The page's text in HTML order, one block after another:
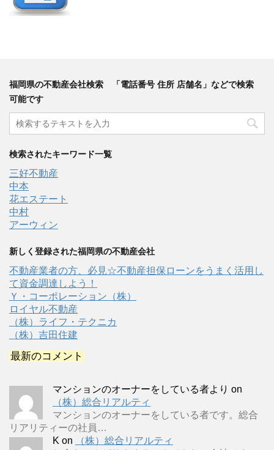
福岡県の不動産会社検索 「電話番号 住所 店舗名」などで検索
可能です
検索されたキーワード一覧
三好不動産
中本
花エステート
中村
アーウィン
新しく登録された福岡県の不動産会社
不動産業者の方、必見☆不動産担保ローンをうまく活用し
て資金調達しよう！
Ｙ・コーポレーション（株）
ロイヤル不動産
（株）ライフ・テクニカ
（株）吉田住建
最新のコメント
マンションのオーナーをしている者より on
（株）総合リアルティ
マンションのオーナーをしている者です。総合
リアリティーの社員…
K on
（株）総合リアルティ